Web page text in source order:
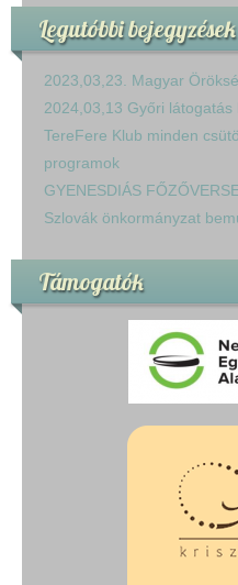
Legutóbbi bejegyzések
2023,03,23. Magyar
2024,03,13 Győri látogatás
TereFere Klub minden
programok
GYENESDIÁS
Szlovák önkormányzat
Támogatók